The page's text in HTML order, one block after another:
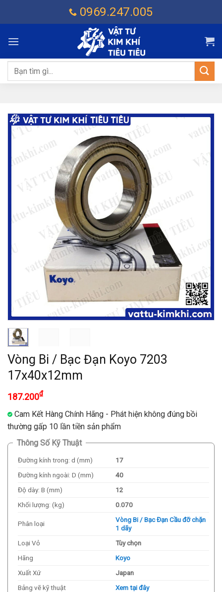
dung
0969.247.005
Tìm
kiếm:
Vòng Bi / Bạc Đạn Koyo 7203
17x40x12mm
187.200₫
Cam Kết Hàng Chính Hãng - Phát hiện không đúng bồi
thường gấp 10 lần tiền sản phẩm
Thông Số Kỹ Thuật
Đường kính trong: d (mm)
17
Đường kính ngoài: D (mm)
40
Độ dày: B (mm)
12
Khối lượng: (kg)
0.070
Phân loại
Vòng Bi / Bạc Đạn Cầu đỡ chặn
1 dãy
Loại Vỏ
Tùy chọn
Hãng
Koyo
Xuất Xứ
Japan
Bảng vẽ kỹ thuật
Xem tại đây